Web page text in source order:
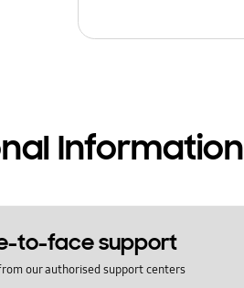
Information
to-face support
our authorised support centers